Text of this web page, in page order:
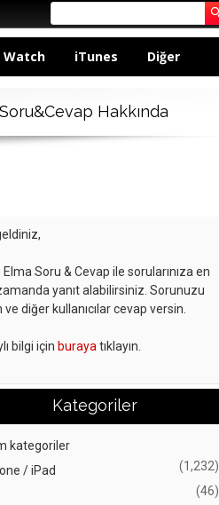
Watch iTunes Diğer
Soru&Cevap Hakkında
Elma Soru & Cevap ile sorularınıza en
yanıt alabilirsiniz. Sorunuzu
ve diğer kullanıcılar cevap versin.
bilgi için buraya tıklayın.
Kategoriler
kategoriler
/ iPad
(1,232)
(46)